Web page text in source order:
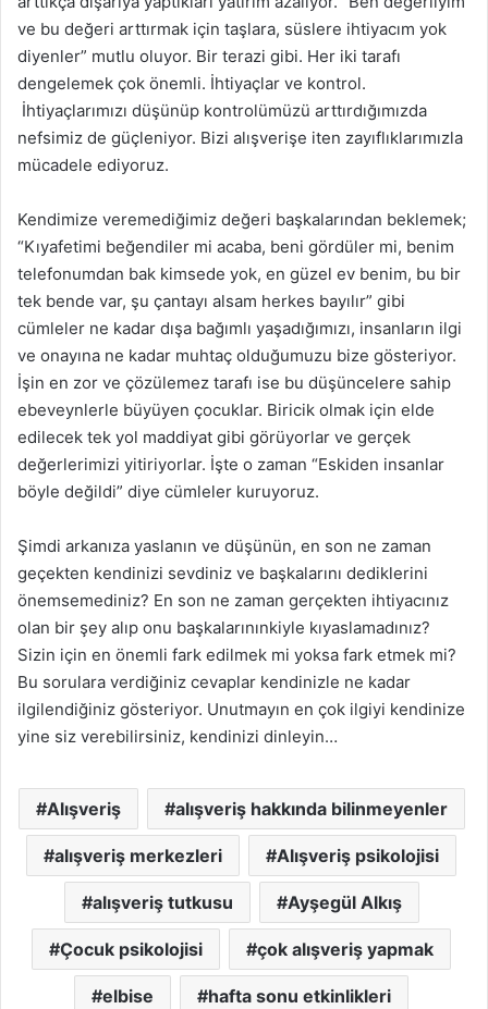
ve bu değeri arttırmak için taşlara, süslere ihtiyacım yok
diyenler” mutlu oluyor. Bir terazi gibi. Her iki tarafı
dengelemek çok önemli. İhtiyaçlar ve kontrol.
İhtiyaçlarımızı düşünüp kontrolümüzü arttırdığımızda
nefsimiz de güçleniyor. Bizi alışverişe iten zayıflıklarımızla
mücadele ediyoruz.
Kendimize veremediğimiz değeri başkalarından beklemek;
“Kıyafetimi beğendiler mi acaba, beni gördüler mi, benim
telefonumdan bak kimsede yok, en güzel ev benim, bu bir
tek bende var, şu çantayı alsam herkes bayılır” gibi
cümleler ne kadar dışa bağımlı yaşadığımızı, insanların ilgi
ve onayına ne kadar muhtaç olduğumuzu bize gösteriyor.
İşin en zor ve çözülemez tarafı ise bu düşüncelere sahip
ebeveynlerle büyüyen çocuklar. Biricik olmak için elde
edilecek tek yol maddiyat gibi görüyorlar ve gerçek
değerlerimizi yitiriyorlar. İşte o zaman “Eskiden insanlar
böyle değildi” diye cümleler kuruyoruz.
Şimdi arkanıza yaslanın ve düşünün, en son ne zaman
geçekten kendinizi sevdiniz ve başkalarını dediklerini
önemsemediniz? En son ne zaman gerçekten ihtiyacınız
olan bir şey alıp onu başkalarınınkiyle kıyaslamadınız?
Sizin için en önemli fark edilmek mi yoksa fark etmek mi?
Bu sorulara verdiğiniz cevaplar kendinizle ne kadar
ilgilendiğiniz gösteriyor. Unutmayın en çok ilgiyi kendinize
yine siz verebilirsiniz, kendinizi dinleyin…
Alışveriş alışveriş hakkında bilinmeyenler
alışveriş merkezleri Alışveriş psikolojisi
alışveriş tutkusu Ayşegül Alkış
Çocuk psikolojisi çok alışveriş yapmak
elbise hafta sonu etkinlikleri